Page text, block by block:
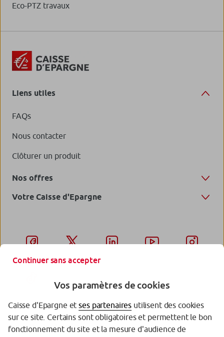
Eco-PTZ travaux
Liens utiles
FAQs
Nous contacter
Clôturer un produit
Nos offres
Votre Caisse d'Epargne
Garantie des Dépôts
Continuer sans accepter
Vos paramètres de cookies
Caisse d'Epargne etses partenaires utilisent des cookies
sur ce site. Certains sont obligatoires et permettent le bon
fonctionnement du site et la mesure d'audience de